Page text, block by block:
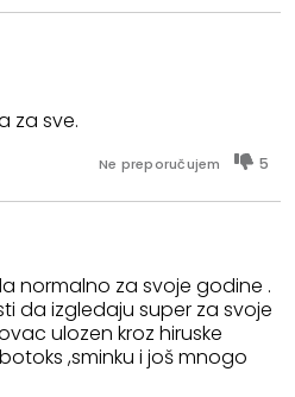
za sve.
Ne preporučujem 5
normalno za svoje godine .
da izgledaju super za svoje
ulozen kroz hiruske
,sminku i još mnogo